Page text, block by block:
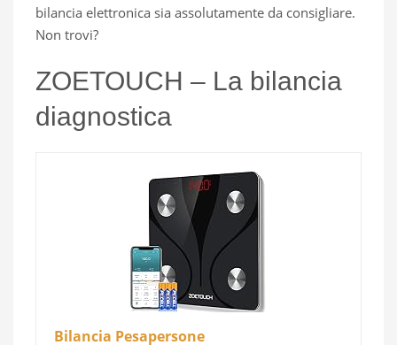
bilancia elettronica sia assolutamente da consigliare.
Non trovi?
ZOETOUCH – La bilancia
diagnostica
Bilancia Pesapersone